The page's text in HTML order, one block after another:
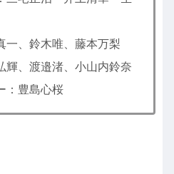
一、鈴木唯、藤本万梨
輝、渡邉渚、小山内鈴奈
：豊島心桜